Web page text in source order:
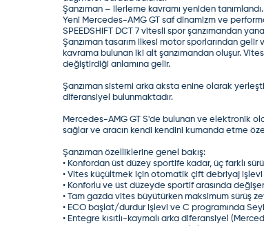
Şanzıman – ilerleme kavramı yeniden tanımlandı.
Yeni Mercedes-AMG GT saf dinamizm ve
SPEEDSHIFT DCT 7 vitesli spor şanzımandan
Şanzıman tasarım ilkesi motor sporlarından
kavrama bulunan iki alt şanzımandan oluşur.
değiştirdiği anlamına gelir.
Şanzıman sistemi arka aksta enine olarak
diferansiyel bulunmaktadır.
Mercedes-AMG GT S'de bulunan ve elektronik
sağlar ve aracın kendi kendini kumanda etme
Şanzıman özelliklerine genel bakış:
• Konfordan üst düzey sportife kadar, üç farklı
• Vites küçültmek için otomatik çift debriyaj işlevi
• Konforlu ve üst düzeyde sportif arasında
• Tam gazda vites büyütürken maksimum sürüş
• ECO başlat/durdur işlevi ve C programında
• Entegre kısıtlı-kaymalı arka diferansiyel